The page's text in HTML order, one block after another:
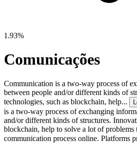
1.93%
Comunicações
Communication is a two-way process of
between people and/or different kinds of
technologies, such as blockchain, help...
is a two-way process of exchanging
and/or different kinds of structures.
blockchain, help to solve a lot of problems
communication process online. Platforms